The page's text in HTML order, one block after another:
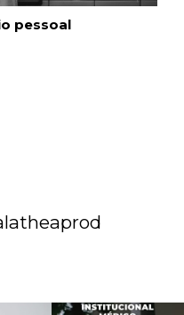
pessoal